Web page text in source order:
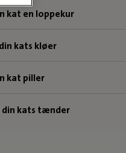
kat en loppekur
kats kløer
kat piller
din kats tænder